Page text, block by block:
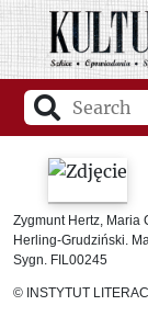
Zygmunt Hertz, Maria
Herling-Grudziński.
Sygn. FIL00245
© INSTYTUT